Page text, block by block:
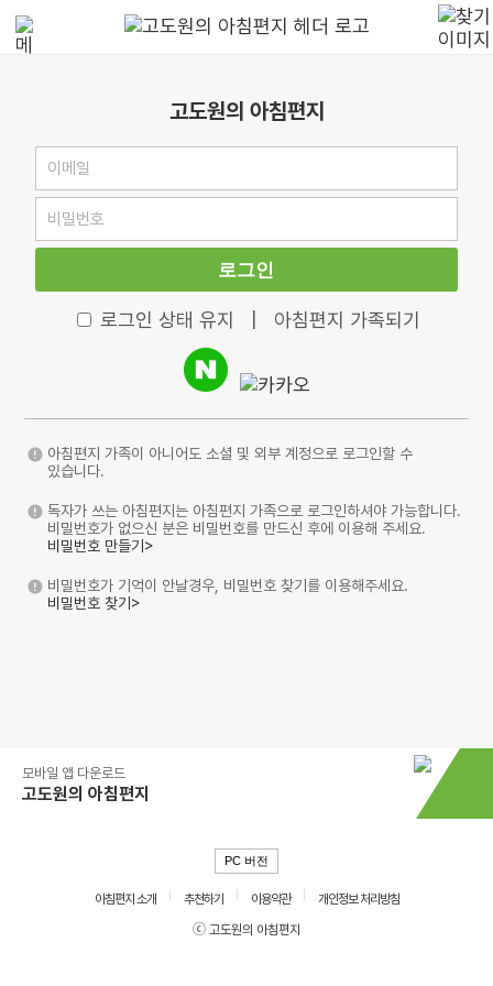
고도원의 아침편지
로그인
로그인 상태 유지 아침편지 가족되기
아침편지 가족이 아니어도 소셜 및 외부 계정으로 로그인할 수
있습니다.
독자가 쓰는 아침편지는 아침편지 가족으로 로그인하셔야 가능합니다.
비밀번호가 없으신 분은 비밀번호를 만드신 후에 이용해 주세요.
비밀번호 만들기>
비밀번호가 기억이 안날경우, 비밀번호 찾기를 이용해주세요.
비밀번호 찾기>
모바일 앱 다운로드
고도원의 아침편지
PC 버전
아침편지 소개 추천하기 이용약관
개인정보 처리방침
ⓒ 고도원의 아침편지